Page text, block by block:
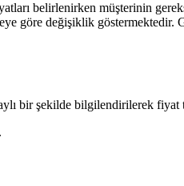
belirlenirken müşterinin
göre değişiklik göstermektedir.
bir şekilde bilgilendirilerek